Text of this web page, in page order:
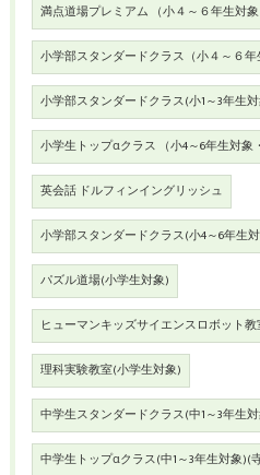
満点道場プレミアム （小４～６年生対象
小学部スタンダードクラス（小４～６年
小学部スタンダードクラス(小1～3年生
小学生トップαクラス （小4～6年生対象
英会話 ドルフィンイングリッシュ
小学部スタンダードクラス(小4～6年生
パズル道場(小学生対象)
ヒューマンキッズサイエンスロボット
理科実験教室(小学生対象)
中学生スタンダードクラス(中1～3年生
中学生トップαクラス(中1～3年生対象)(